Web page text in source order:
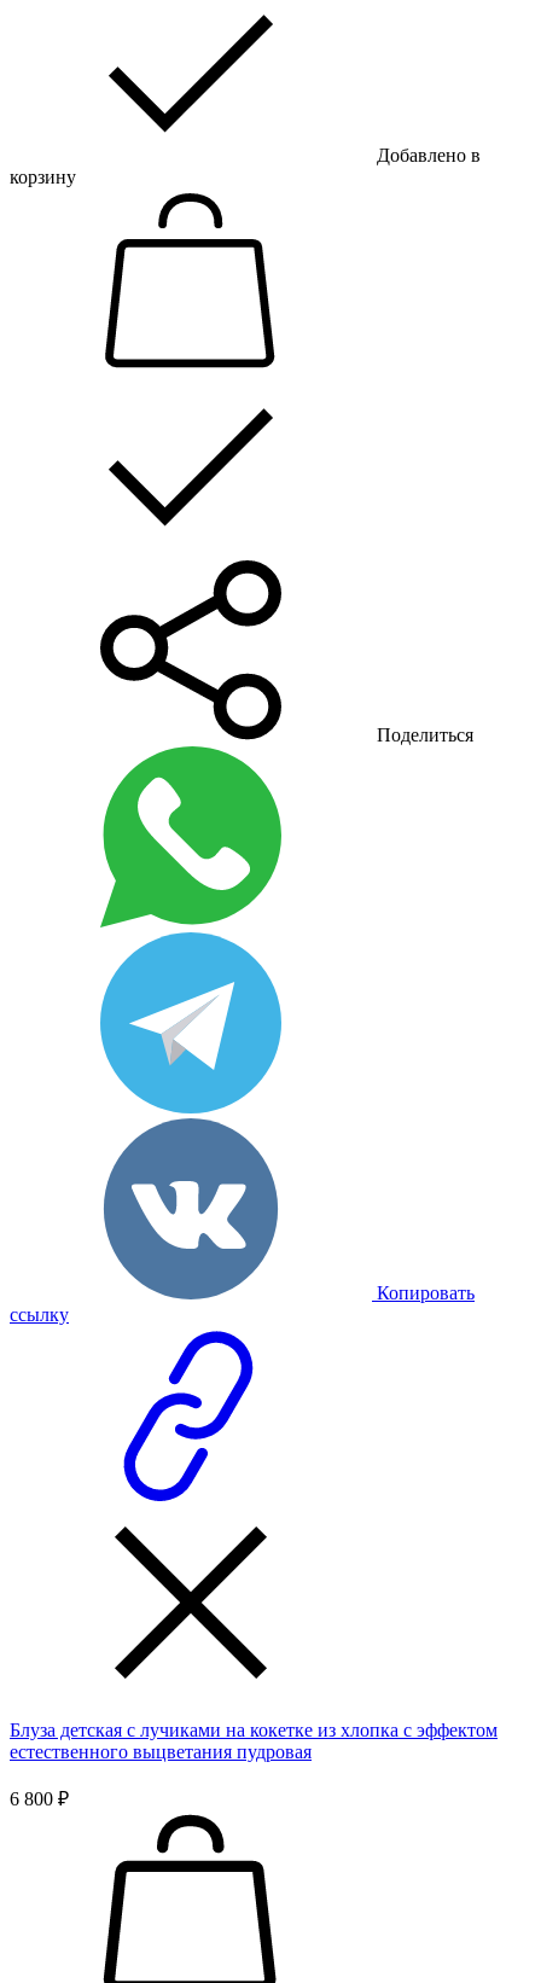
Добавлено в
корзину
Поделиться
Копировать
ссылку
Блуза детская с лучиками на кокетке из хлопка с эффектом
естественного выцветания пудровая
6 800 ₽